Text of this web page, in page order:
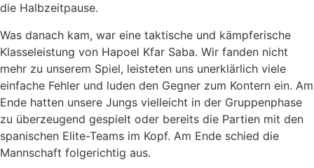
die Halbzeitpause.
Was danach kam, war eine taktische und kämpferische
Klasseleistung von Hapoel Kfar Saba. Wir fanden nicht
mehr zu unserem Spiel, leisteten uns unerklärlich viele
einfache Fehler und luden den Gegner zum Kontern ein. Am
Ende hatten unsere Jungs vielleicht in der Gruppenphase
zu überzeugend gespielt oder bereits die Partien mit den
spanischen Elite-Teams im Kopf. Am Ende schied die
Mannschaft folgerichtig aus.